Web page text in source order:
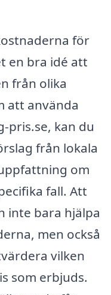
för
en bra idé att
från olika
att använda
pris.se, kan du
från lokala
om
fall. Att
inte bara hjälpa
men också
vilken
som erbjuds.